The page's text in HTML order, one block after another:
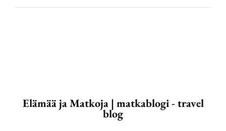
Elämää ja Matkoja | matkablogi - travel
blog